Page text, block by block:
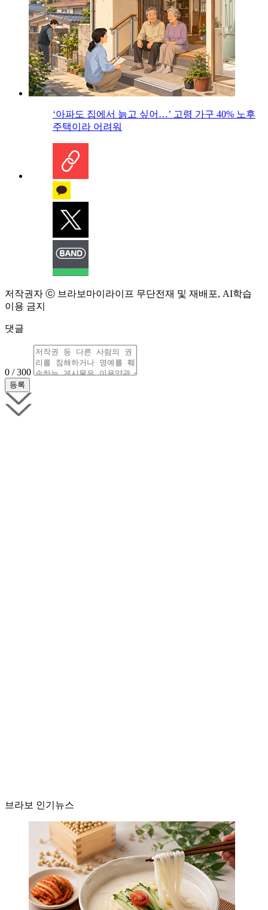
‘아파도 집에서 늙고 싶어…’ 고령 가구 40% 노후
주택이라 어려워
저작권자 ⓒ 브라보마이라이프 무단전재 및 재배포, AI학습
이용 금지
댓글
0 / 300
브라보 인기뉴스